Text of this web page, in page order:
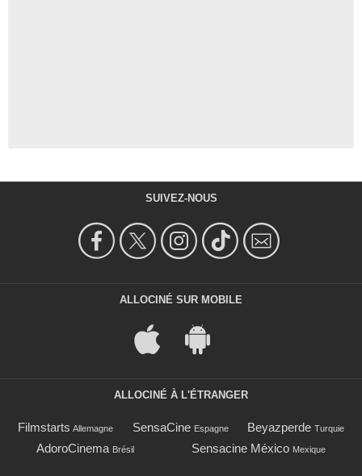
SUIVEZ-NOUS
ALLOCINÉ SUR MOBILE
ALLOCINÉ À L'ÉTRANGER
Filmstarts Allemagne SensaCine Espagne Beyazperde Turquie
AdoroCinema Brésil Sensacine México Mexique